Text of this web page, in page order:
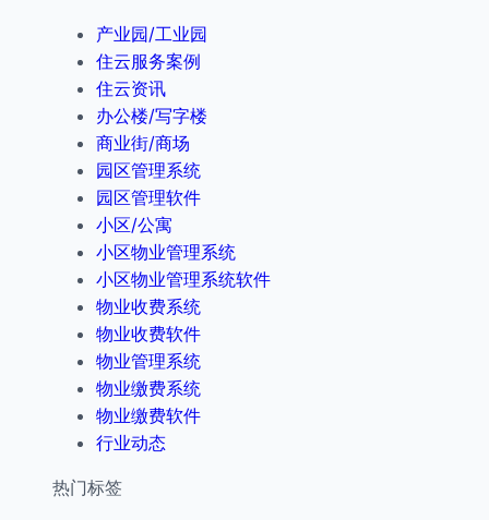
产业园/工业园
住云服务案例
住云资讯
办公楼/写字楼
商业街/商场
园区管理系统
园区管理软件
小区/公寓
小区物业管理系统
小区物业管理系统软件
物业收费系统
物业收费软件
物业管理系统
物业缴费系统
物业缴费软件
行业动态
热门标签